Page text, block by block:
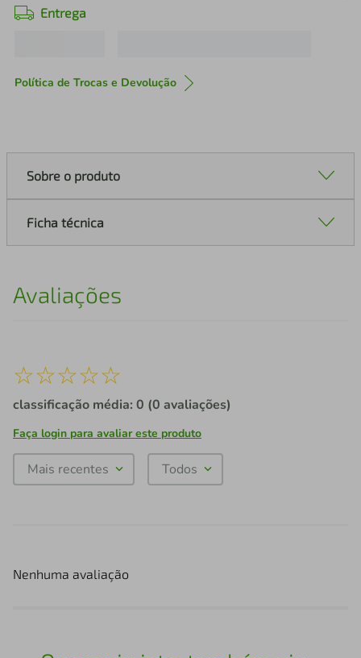
Entrega
Política de Trocas e Devolução
Sobre o produto
Ficha técnica
Avaliações
☆☆☆☆☆
classificação média: 0 (0 avaliações)
Faça login para avaliar este produto
Mais recentes Todos
Nenhuma avaliação